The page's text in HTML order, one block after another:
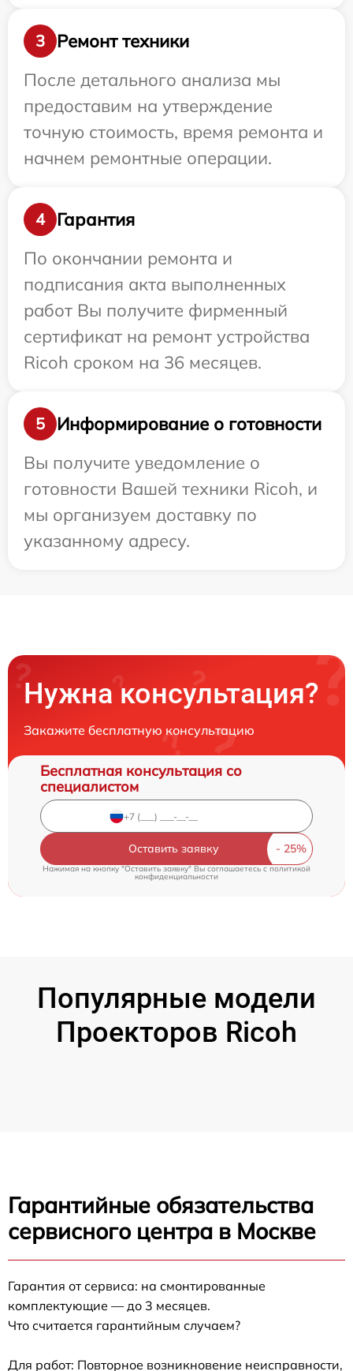
3
Ремонт техники
После детального анализа мы
предоставим на утверждение
точную стоимость, время ремонта и
начнем ремонтные операции.
4
Гарантия
По окончании ремонта и
подписания акта выполненных
работ Вы получите фирменный
сертификат на ремонт устройства
Ricoh сроком на 36 месяцев.
5
Информирование о готовности
Вы получите уведомление о
готовности Вашей техники Ricoh, и
мы организуем доставку по
указанному адресу.
Нужна консультация?
Закажите бесплатную консультацию
Бесплатная консультация со
специалистом
Оставить заявку
Нажимая на кнопку "Оставить заявку" Вы соглашаетесь c политикой
конфиденциальности
Популярные модели
Проекторов Ricoh
Гарантийные обязательства
сервисного центра в Москве
Гарантия от сервиса: на смонтированные
комплектующие — до 3 месяцев.
Что считается гарантийным случаем?
Для работ: Повторное возникновение неисправности,